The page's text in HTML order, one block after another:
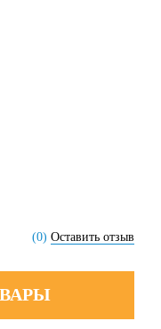
(0) Оставить отзыв